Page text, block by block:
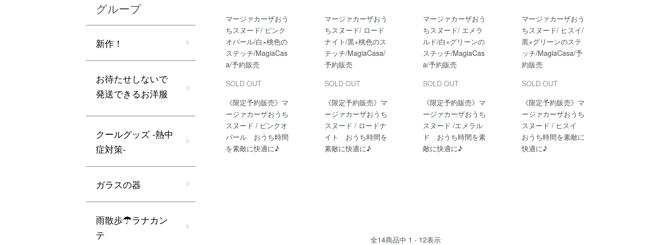
マージァカーザおう
ちスヌード/ ピンク
オパール/白×桃色の
ステッチ/MagiaCas
a/予約販売
SOLD OUT
《限定予約販売》マ
ージァカーザおうち
スヌード / ピンクオ
パール おうち時間
を素敵に快適に♪
マージァカーザおう
ちスヌード/ ロード
ナイト/黒×桃色のス
テッチ/MagiaCasa/
予約販売
SOLD OUT
《限定予約販売》マ
ージァカーザおうち
スヌード / ロードナ
イト おうち時間を
素敵に快適に♪
マージァカーザおう
ちスヌード/ エメラ
ルド/白×グリーンの
ステッチ/MagiaCas
a/予約販売
SOLD OUT
《限定予約販売》マ
ージァカーザおうち
スヌード /エメラル
ド おうち時間を素
敵に快適に♪
マージァカーザおう
ちスヌード/ ヒスイ/
黒×グリーンのステ
ッチ/MagiaCasa/予
約販売
SOLD OUT
《限定予約販売》マ
ージァカーザおうち
スヌード / ヒスイ
おうち時間を素敵に
快適に♪
全14商品中 1 - 12表示
グループ
新作！
お待たせしないで
発送できるお洋服
クールグッズ -熱中
症対策-
ガラスの器
雨散歩☂ラナカン
テ